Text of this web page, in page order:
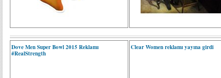
Dove Men Super Bowl 2015 Reklamı
#RealStrength
Clear Women reklamı yayına girdi